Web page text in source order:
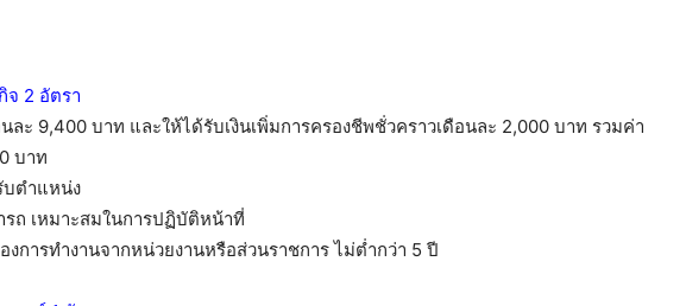
จ 2 อัตรา
ะ 9,400 บาท และให้ได้รับเงินเพิ่มการครองชีพชั่วคราวเดือนละ 2,000 บาท รวมค่า
บาท
ตำแหน่ง
ถ เหมาะสมในการปฏิบัติหน้าที่
งการทำงานจากหน่วยงานหรือส่วนราชการ ไม่ต่ำกว่า 5 ปี